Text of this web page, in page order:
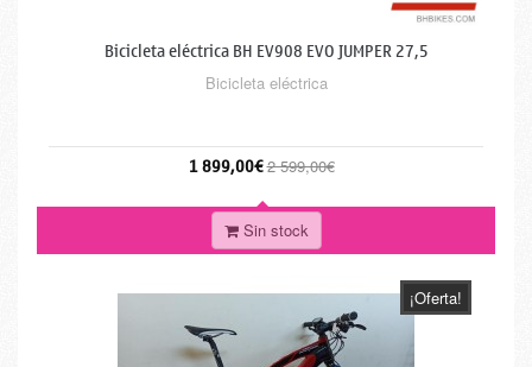
Bicicleta eléctrica BH EV908 EVO JUMPER 27,5
Bicicleta eléctrica
1 899,00€2 599,00€
Sin stock
¡Oferta!